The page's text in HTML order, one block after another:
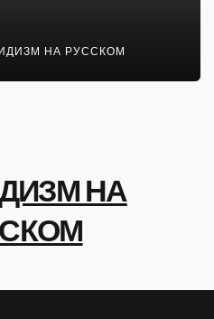
НА РУССКОМ
НА